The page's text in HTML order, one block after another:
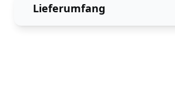
Lieferumfang